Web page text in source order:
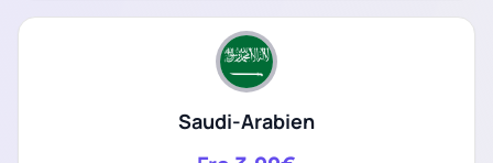
Saudi-Arabien